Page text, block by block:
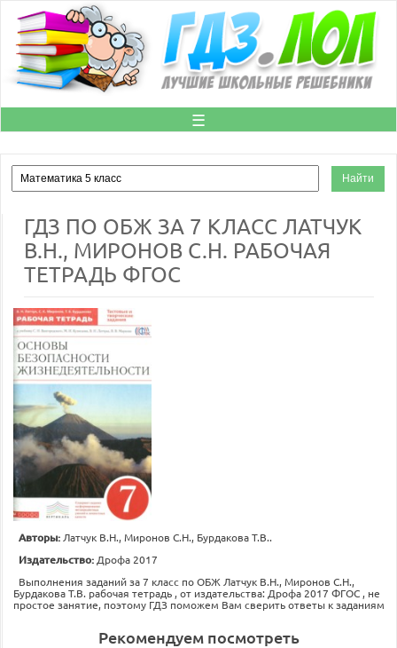
☰
ГДЗ ПО ОБЖ ЗА 7 КЛАСС ЛАТЧУК
В.Н., МИРОНОВ С.Н. РАБОЧАЯ
ТЕТРАДЬ ФГОС
Авторы: Латчук В.Н., Миронов С.Н., Бурдакова Т.В..
Издательство: Дрофа 2017
Выполнения заданий за 7 класс по ОБЖ Латчук В.Н., Миронов С.Н.,
Бурдакова Т.В. рабочая тетрадь , от издательства: Дрофа 2017 ФГОС , не
простое занятие, поэтому ГДЗ поможем Вам сверить ответы к заданиям
Рекомендуем посмотреть